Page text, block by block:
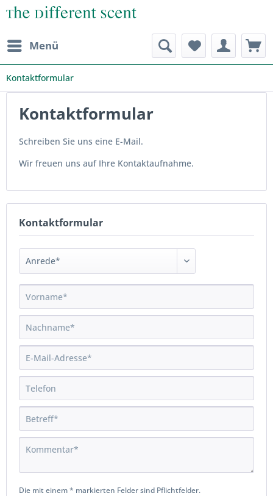
Menü
Kontaktformular
Kontaktformular
Schreiben Sie uns eine E-Mail.
Wir freuen uns auf Ihre Kontaktaufnahme.
Kontaktformular
Die mit einem * markierten Felder sind Pflichtfelder.